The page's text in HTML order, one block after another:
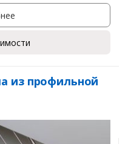
из профильной